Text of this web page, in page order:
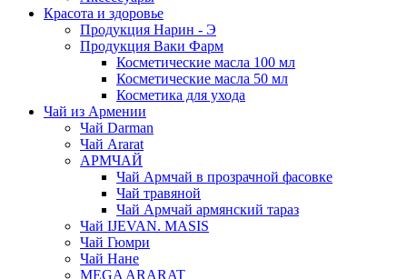
Красота и здоровье
Продукция Нарин - Э
Продукция Ваки Фарм
Косметические масла 100 мл
Косметические масла 50 мл
Косметика для ухода
Чай из Армении
Чай Darman
Чай Ararat
АРМЧАЙ
Чай Армчай в прозрачной фасовке
Чай травяной
Чай Армчай армянский тараз
Чай IJEVAN. MASIS
Чай Гюмри
Чай Нане
MEGA ARARAT